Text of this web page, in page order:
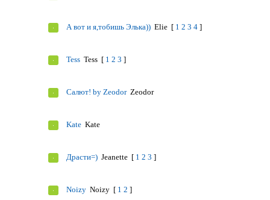
А вот и я,тобишь Элька)) Elie [ 1 2 3 4 ]
Tess Tess [ 1 2 3 ]
Салют! by Zeodor Zeodor
Kate Kate
Драсти=) Jeanettе [ 1 2 3 ]
Noizy Noizy [ 1 2 ]